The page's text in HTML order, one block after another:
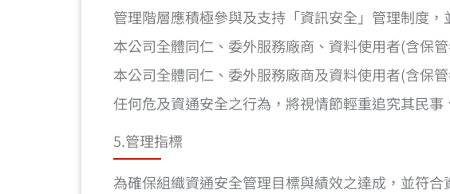
管理階層應積極參與及支持「資訊安全」管理制度
本公司全體同仁、委外服務廠商、資料使用者(含保
本公司全體同仁、委外服務廠商及資料使用者(含保
任何危及資通安全之行為，將視情節輕重追究其民
5.管理指標
為確保組織資通安全管理目標與績效之達成，並符